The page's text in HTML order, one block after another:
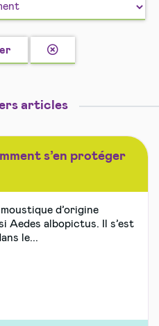
Effacer
la
articles
s’en protéger
d’origine
Aedes albopictus. Il s’est
le...